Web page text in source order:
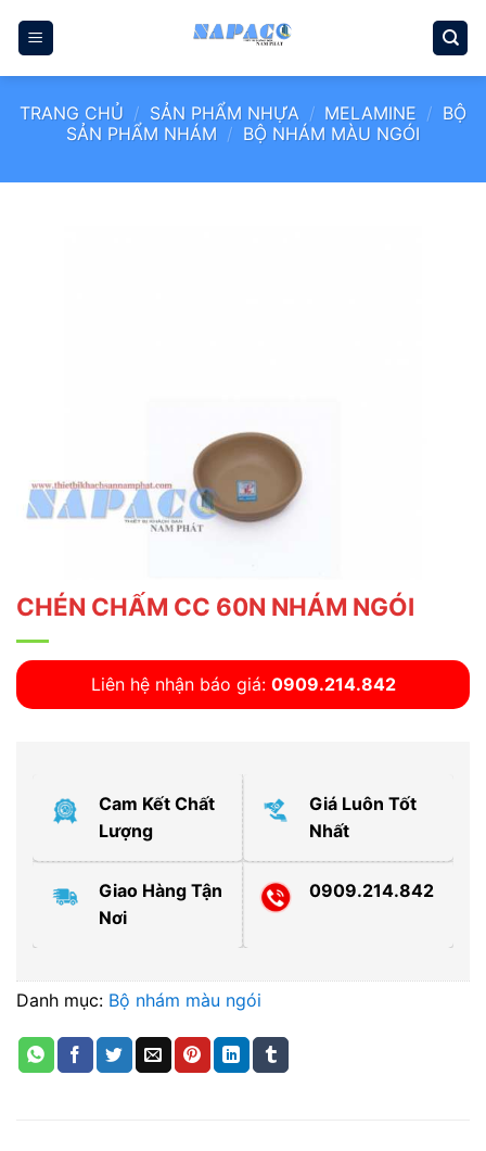
qua
TRANG CHỦ / SẢN PHẨM NHỰA / MELAMINE / BỘ
SẢN PHẨM NHÁM / BỘ NHÁM MÀU NGÓI
CHÉN CHẤM CC 60N NHÁM NGÓI
Liên hệ nhận báo giá: 0909.214.842
Cam Kết Chất
Lượng
Giá Luôn Tốt
Nhất
Giao Hàng Tận
Nơi
0909.214.842
Danh mục: Bộ nhám màu ngói